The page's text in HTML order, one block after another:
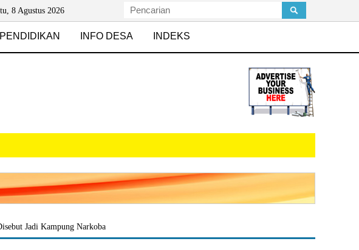
8 Agustus 2026
PENDIDIKAN INFO DESA INDEKS
Jadi Kampung Narkoba